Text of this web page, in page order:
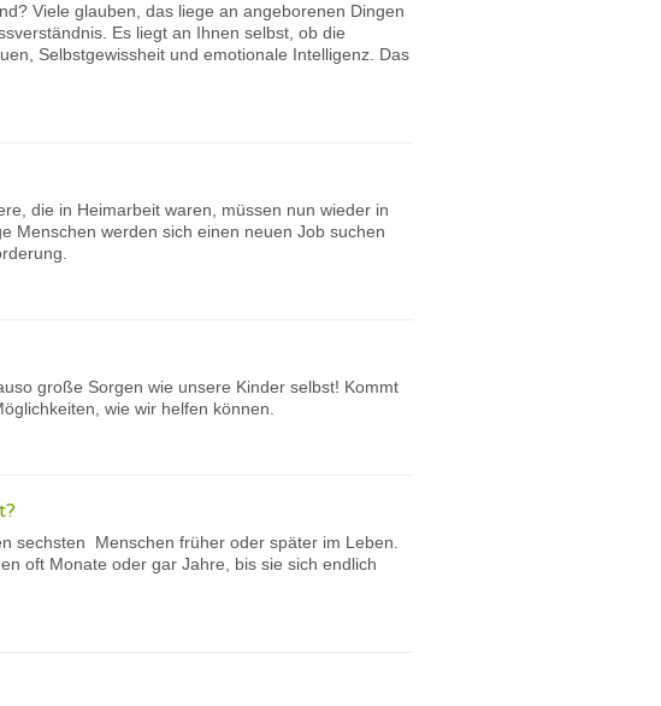
Viele glauben, das liege an angeborenen Dingen
Es liegt an Ihnen selbst, ob die
Selbstgewissheit und emotionale Intelligenz. Das
die in Heimarbeit waren, müssen nun wieder in
Menschen werden sich einen neuen Job suchen
große Sorgen wie unsere Kinder selbst! Kommt
wie wir helfen können.
sechsten Menschen früher oder später im Leben.
oft Monate oder gar Jahre, bis sie sich endlich